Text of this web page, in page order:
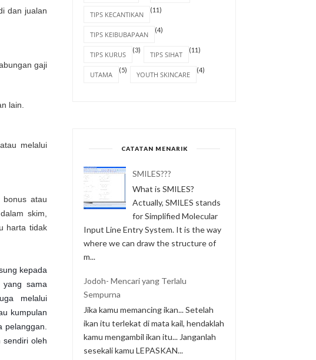
dan jualan
gaji
lain.
melalui
atau
skim,
harta tidak
kepada
sama
melalui
kumpulan
sendiri oleh
TIPS KECANTIKAN
(11)
TIPS KEIBUBAPAAN
(4)
TIPS KURUS
(3)
TIPS SIHAT
(11)
UTAMA
(5)
YOUTH SKINCARE
(4)
CATATAN MENARIK
SMILES???
What is SMILES?
Actually, SMILES stands
for Simplified Molecular
Input Line Entry System. It is the way
where we can draw the structure of
m...
Jodoh- Mencari yang Terlalu
Sempurna
Jika kamu memancing ikan... Setelah
ikan itu terlekat di mata kail, hendaklah
kamu mengambil ikan itu... Janganlah
sesekali kamu LEPASKAN...